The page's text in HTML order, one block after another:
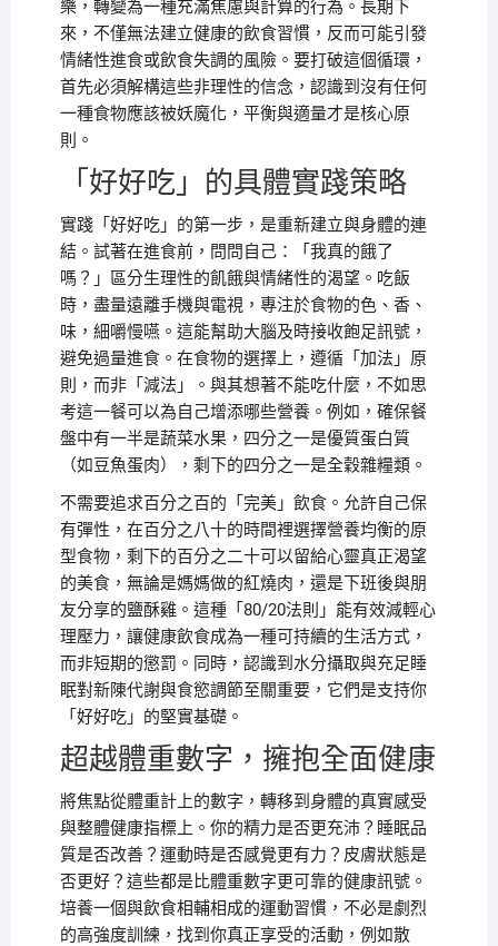
樂，轉變為一種充滿焦慮與計算的行為。長期下
來，不僅無法建立健康的飲食習慣，反而可能引發
情緒性進食或飲食失調的風險。要打破這個循環，
首先必須解構這些非理性的信念，認識到沒有任何
一種食物應該被妖魔化，平衡與適量才是核心原
則。
「好好吃」的具體實踐策略
實踐「好好吃」的第一步，是重新建立與身體的連
結。試著在進食前，問問自己：「我真的餓了
嗎？」區分生理性的飢餓與情緒性的渴望。吃飯
時，盡量遠離手機與電視，專注於食物的色、香、
味，細嚼慢嚥。這能幫助大腦及時接收飽足訊號，
避免過量進食。在食物的選擇上，遵循「加法」原
則，而非「減法」。與其想著不能吃什麼，不如思
考這一餐可以為自己增添哪些營養。例如，確保餐
盤中有一半是蔬菜水果，四分之一是優質蛋白質
（如豆魚蛋肉），剩下的四分之一是全穀雜糧類。
不需要追求百分之百的「完美」飲食。允許自己保
有彈性，在百分之八十的時間裡選擇營養均衡的原
型食物，剩下的百分之二十可以留給心靈真正渴望
的美食，無論是媽媽做的紅燒肉，還是下班後與朋
友分享的鹽酥雞。這種「80/20法則」能有效減輕心
理壓力，讓健康飲食成為一種可持續的生活方式，
而非短期的懲罰。同時，認識到水分攝取與充足睡
眠對新陳代謝與食慾調節至關重要，它們是支持你
「好好吃」的堅實基礎。
超越體重數字，擁抱全面健康
將焦點從體重計上的數字，轉移到身體的真實感受
與整體健康指標上。你的精力是否更充沛？睡眠品
質是否改善？運動時是否感覺更有力？皮膚狀態是
否更好？這些都是比體重數字更可靠的健康訊號。
培養一個與飲食相輔相成的運動習慣，不必是劇烈
的高強度訓練，找到你真正享受的活動，例如散